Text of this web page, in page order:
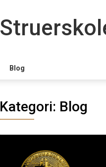
Blog
Kategori: Blog